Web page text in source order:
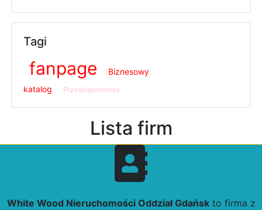
Tagi
fanpage
Biznesowy
katalog
Przedsiębiorstwa
Lista firm
White Wood Nieruchomości Oddział Gdańskto firma z